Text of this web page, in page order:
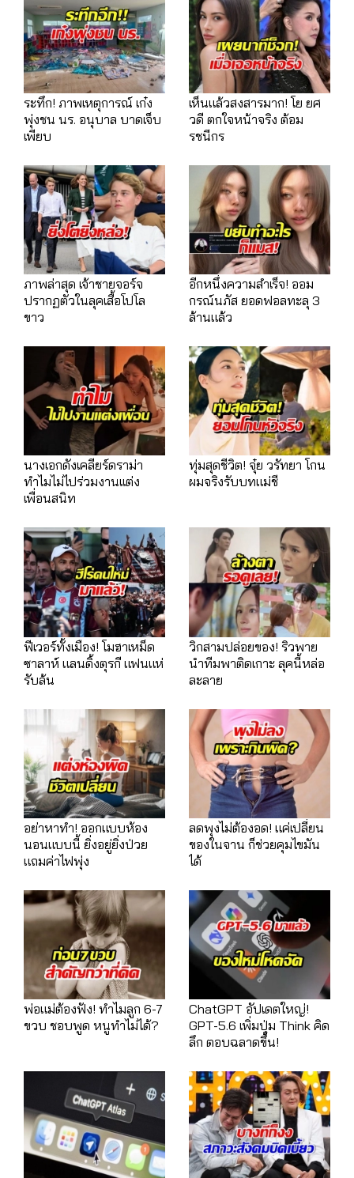
ระทึก! ภาพเหตุการณ์ เก๋ง
พุ่งชน นร. อนุบาล บาดเจ็บ
เพียบ
เห็นแล้วสงสารมาก! โย ยศ
วดี ตกใจหน้าจริง ต้อม
รชนีกร
ภาพล่าสุด เจ้าชายจอร์จ
ปรากฏตัวในลุคเสื้อโปโล
ขาว
อีกหนึ่งความสำเร็จ! ออม
กรณ์นภัส ยอดฟอลทะลุ 3
ล้านแล้ว
นางเอกดังเคลียร์ดราม่า
ทำไมไม่ไปร่วมงานเเต่ง
เพื่อนสนิท
ทุ่มสุดชีวิต! จุ๋ย วรัทยา โกน
ผมจริงรับบทแม่ชี
ฟีเวอร์ทั้งเมือง! โมฮาเหม็ด
ซาลาห์ แลนดิ้งตุรกี แฟนแห่
รับล้น
วิกสามปล่อยของ! ริวพาย
นำทีมพาติดเกาะ ลุคนี้หล่อ
ละลาย
อย่าหาทำ! ออกแบบห้อง
นอนแบบนี้ ยิ่งอยู่ยิ่งป่วย
แถมค่าไฟพุ่ง
ลดพุงไม่ต้องอด! แค่เปลี่ยน
ของในจาน ก็ช่วยคุมไขมัน
ได้
พ่อแม่ต้องฟัง! ทำไมลูก 6-7
ขวบ ชอบพูด หนูทำไม่ได้?
ChatGPT อัปเดตใหญ่!
GPT-5.6 เพิ่มปุ่ม Think คิด
ลึก ตอบฉลาดขึ้น!